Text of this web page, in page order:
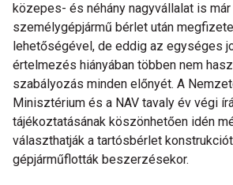
közepes- és néhány nagyvállalat is
személygépjármű bérlet után
lehetőségével, de eddig az egységes
értelmezés hiányában többen nem
szabályozás minden előnyét. A
Minisztérium és a NAV tavaly év végi
tájékoztatásának köszönhetően idén
választhatják a tartósbérlet
gépjárműflották beszerzésekor.